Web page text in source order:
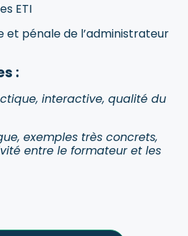
ETI
et pénale de l’administrateur
:
interactive, qualité du
exemples très concrets,
entre le formateur et les